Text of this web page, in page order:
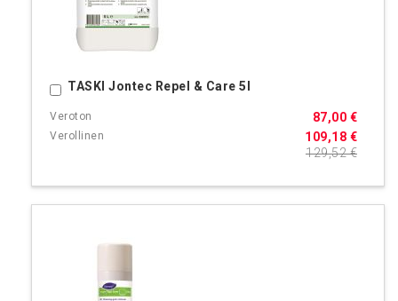
TASKI Jontec Repel & Care 5l
109,18 €
87,00 €
129,52 €
Ostoskoriin